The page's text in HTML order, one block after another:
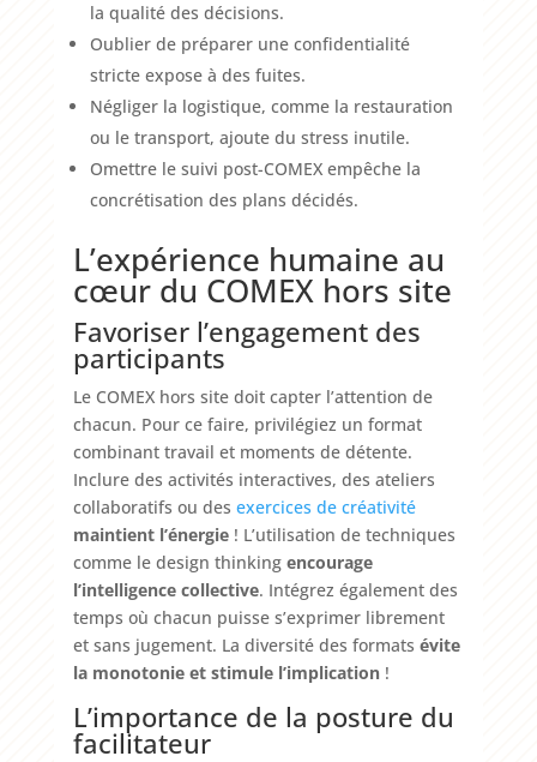
la qualité des décisions.
Oublier de préparer une confidentialité
stricte expose à des fuites.
Négliger la logistique, comme la restauration
ou le transport, ajoute du stress inutile.
Omettre le suivi post-COMEX empêche la
concrétisation des plans décidés.
L’expérience humaine au
cœur du COMEX hors site
Favoriser l’engagement des
participants
Le COMEX hors site doit capter l’attention de
chacun. Pour ce faire, privilégiez un format
combinant travail et moments de détente.
Inclure des activités interactives, des ateliers
collaboratifs ou des exercices de créativité
maintient l’énergie! L’utilisation de techniques
comme le design thinking encourage
l’intelligence collective. Intégrez également des
temps où chacun puisse s’exprimer librement
et sans jugement. La diversité des formats évite
la monotonie et stimule l’implication!
L’importance de la posture du
facilitateur